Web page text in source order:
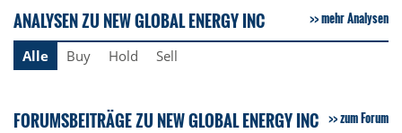
ANALYSEN ZU NEW GLOBAL ENERGY INC mehr Analysen
Alle Buy Hold Sell
FORUMSBEITRÄGE ZU NEW GLOBAL ENERGY INC zum Forum